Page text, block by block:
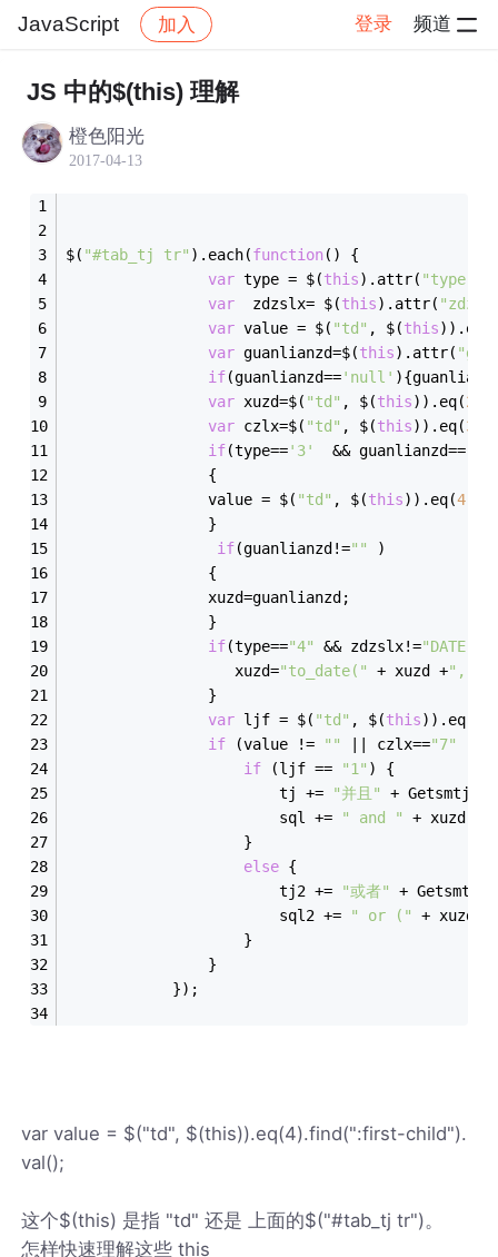
JavaScript 加入 登录 频道
社区 JavaScript 帖子详情
JS 中的$(this) 理解
橙色阳光
2017-04-13
$( "#tab_tj tr" ).each(function( ) {
var type = $(this).attr( "type"
var
  zdzslx= $(
this).attr(
var value = $( "td" , $(this)).eq(
var guanlianzd=$(this).attr(
if(guanlianzd=='null'
var xuzd=$( "td" , $(this)).eq(2
var czlx=$( "td" , $(this)).eq(3
if(type=='3'
  && guanlianzd==
                {
                value = $(
"td" , $(this)).eq(4
                }
if(guanlianzd!=""
)
                {
                xuzd=guanlianzd;
                }
if(type=="4" && zdzslx!="DATE"
                   xuzd=
"to_date(" + xuzd +
                }
var ljf = $( "td" , $(this)).eq(
if (value != "" || czlx=="7"
if (ljf == "1" ) {
                        tj +=
"并且" + Getsmtj($(
                        sql +=
" and "
+ xuzd +
                    }
else {
                        tj2 +=
"或者"
+
                        sql2 +=
" or ("
+
                    }
                }
            });
var value = $("td", $(this)).eq(4).find(":first-child").
val();
这个$(this) 是指 "td" 还是 上面的$("#tab_tj tr")。
怎样快速理解这些 this